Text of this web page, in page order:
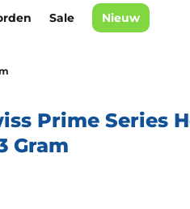
Sale Nieuw
Prime Series
Gram